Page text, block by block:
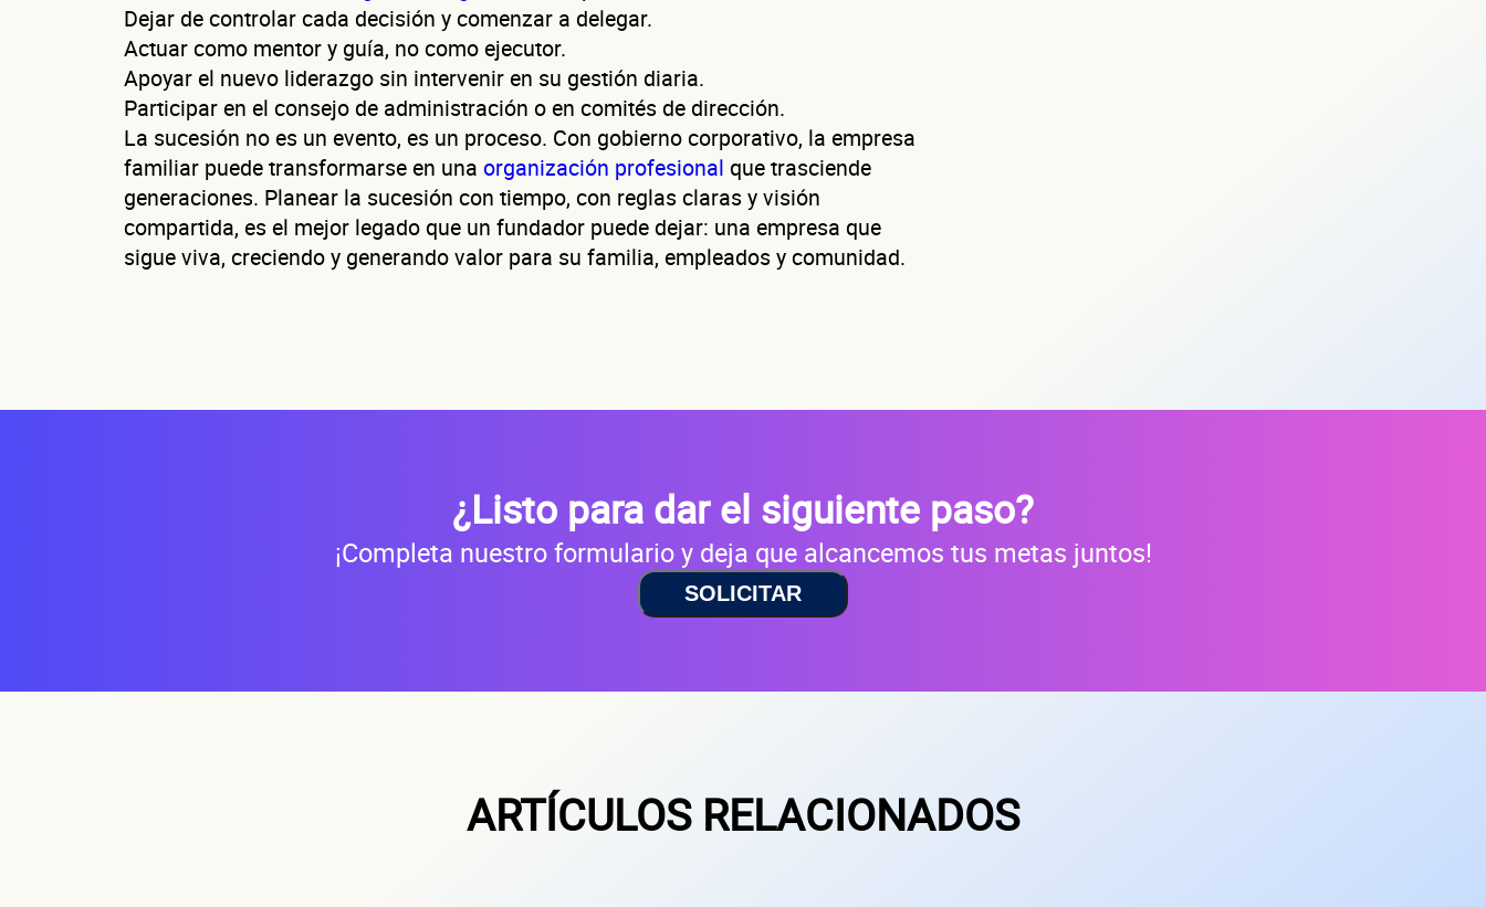
Dejar de controlar cada decisión y comenzar a delegar.
Actuar como mentor y guía, no como ejecutor.
Apoyar el nuevo liderazgo sin intervenir en su gestión diaria.
Participar en el consejo de administración o en comités de dirección.
La sucesión no es un evento, es un proceso. Con gobierno corporativo, la empresa
familiar puede transformarse en una organización profesional que trasciende
generaciones. Planear la sucesión con tiempo, con reglas claras y visión
compartida, es el mejor legado que un fundador puede dejar: una empresa que
sigue viva, creciendo y generando valor para su familia, empleados y comunidad.
¿Listo para dar el siguiente paso?
¡Completa nuestro formulario y deja que alcancemos tus metas juntos!
SOLICITAR
ARTÍCULOS RELACIONADOS